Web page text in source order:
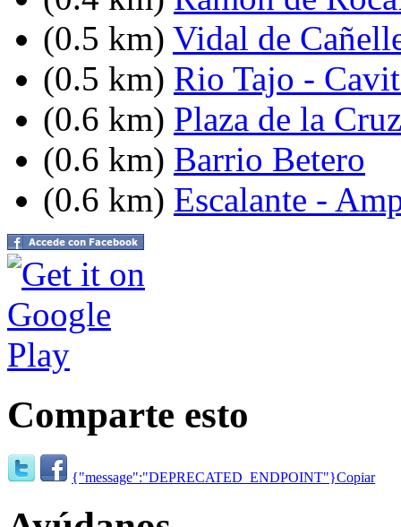
(0.5 km) Vidal de
(0.5 km) Rio Tajo -
(0.6 km) Plaza de la
(0.6 km) Barrio Betero
(0.6 km) Escalante -
Comparte esto
{"message":"DEPRECATED_ENDPOINT"}Copiar